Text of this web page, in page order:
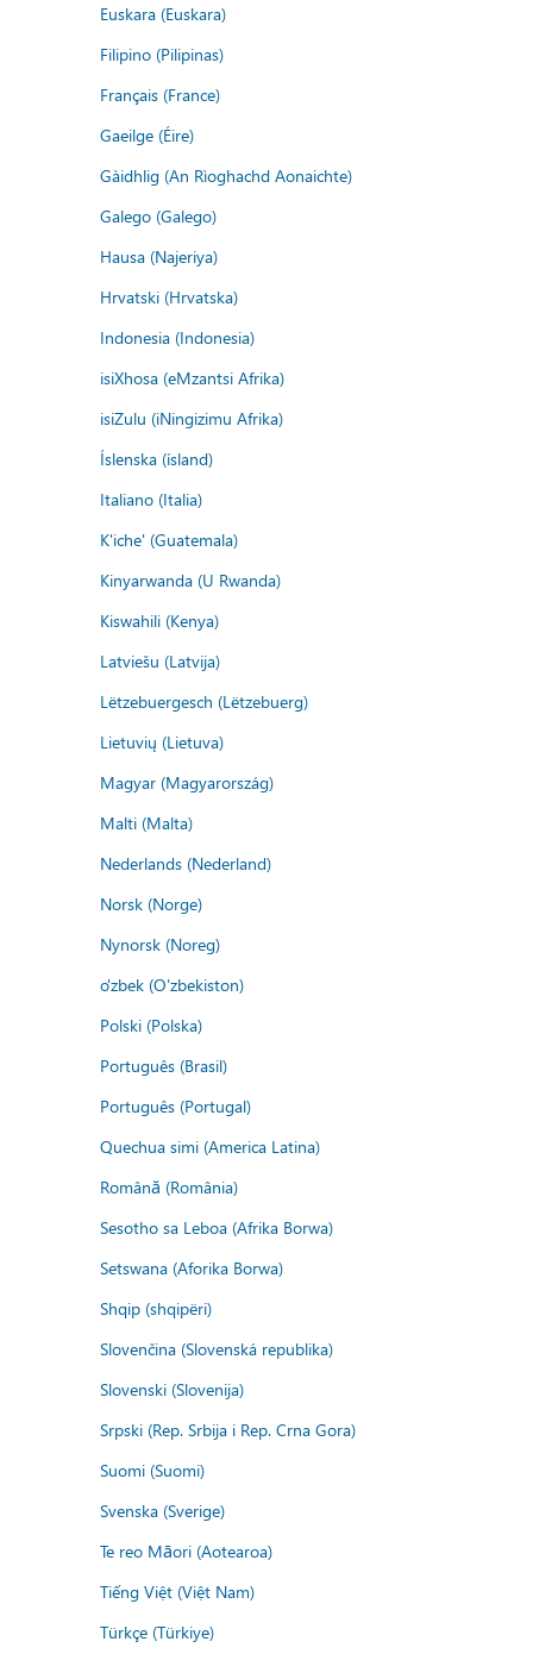
Euskara (Euskara)
Filipino (Pilipinas)
Français (France)
Gaeilge (Éire)
Gàidhlig (An Rìoghachd Aonaichte)
Galego (Galego)
Hausa (Najeriya)
Hrvatski (Hrvatska)
Indonesia (Indonesia)
isiXhosa (eMzantsi Afrika)
isiZulu (iNingizimu Afrika)
Íslenska (ísland)
Italiano (Italia)
K'iche' (Guatemala)
Kinyarwanda (U Rwanda)
Kiswahili (Kenya)
Latviešu (Latvija)
Lëtzebuergesch (Lëtzebuerg)
Lietuvių (Lietuva)
Magyar (Magyarország)
Malti (Malta)
Nederlands (Nederland)
Norsk (Norge)
Nynorsk (Noreg)
o'zbek (O'zbekiston)
Polski (Polska)
Português (Brasil)
Português (Portugal)
Quechua simi (America Latina)
Română (România)
Sesotho sa Leboa (Afrika Borwa)
Setswana (Aforika Borwa)
Shqip (shqipëri)
Slovenčina (Slovenská republika)
Slovenski (Slovenija)
Srpski (Rep. Srbija i Rep. Crna Gora)
Suomi (Suomi)
Svenska (Sverige)
Te reo Māori (Aotearoa)
Tiếng Việt (Việt Nam)
Türkçe (Türkiye)